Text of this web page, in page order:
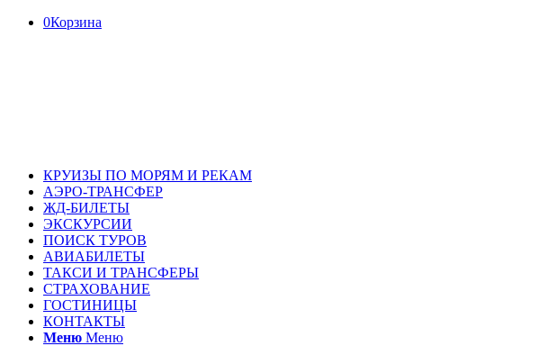
0Корзина
КРУИЗЫ ПО МОРЯМ И РЕКАМ
АЭРО-ТРАНСФЕР
ЖД-БИЛЕТЫ
ЭКСКУРСИИ
ПОИСК ТУРОВ
АВИАБИЛЕТЫ
ТАКСИ И ТРАНСФЕРЫ
СТРАХОВАНИЕ
ГОСТИНИЦЫ
КОНТАКТЫ
Меню Меню